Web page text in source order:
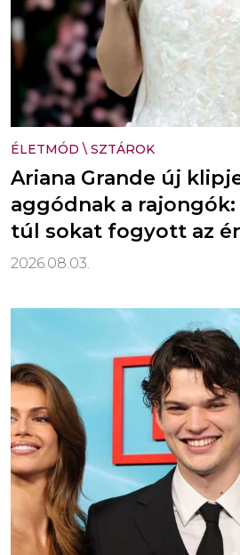
ÉLETMÓD \ SZTÁROK
Ariana Grande új
aggódnak a
túl sokat fogyott az
2026.08.03.